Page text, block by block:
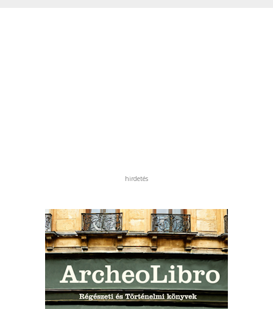
hirdetés